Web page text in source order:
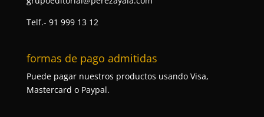
Telf.- 91 999 13 12
formas de pago admitidas
Puede pagar nuestros productos usando Visa,
Mastercard o Paypal.